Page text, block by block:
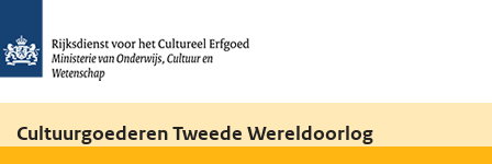
Cultuurgoederen Tweede Wereldoorlog